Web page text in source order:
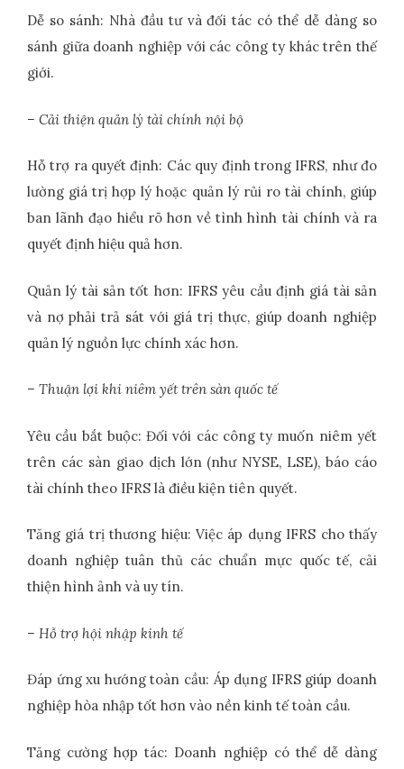
Dễ so sánh: Nhà đầu tư và đối tác có thể dễ dàng so
sánh giữa doanh nghiệp với các công ty khác trên thế
giới.
– Cải thiện quản lý tài chính nội bộ
Hỗ trợ ra quyết định: Các quy định trong IFRS, như đo
lường giá trị hợp lý hoặc quản lý rủi ro tài chính, giúp
ban lãnh đạo hiểu rõ hơn về tình hình tài chính và ra
quyết định hiệu quả hơn.
Quản lý tài sản tốt hơn: IFRS yêu cầu định giá tài sản
và nợ phải trả sát với giá trị thực, giúp doanh nghiệp
quản lý nguồn lực chính xác hơn.
– Thuận lợi khi niêm yết trên sàn quốc tế
Yêu cầu bắt buộc: Đối với các công ty muốn niêm yết
trên các sàn giao dịch lớn (như NYSE, LSE), báo cáo
tài chính theo IFRS là điều kiện tiên quyết.
Tăng giá trị thương hiệu: Việc áp dụng IFRS cho thấy
doanh nghiệp tuân thủ các chuẩn mực quốc tế, cải
thiện hình ảnh và uy tín.
– Hỗ trợ hội nhập kinh tế
Đáp ứng xu hướng toàn cầu: Áp dụng IFRS giúp doanh
nghiệp hòa nhập tốt hơn vào nền kinh tế toàn cầu.
Tăng cường hợp tác: Doanh nghiệp có thể dễ dàng